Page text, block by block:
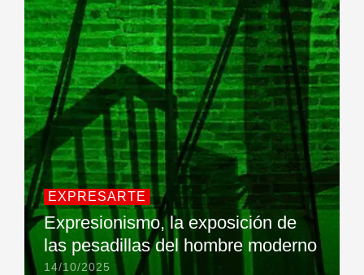
EXPRESARTE
Expresionismo, la exposición de
las pesadillas del hombre moderno
14/10/2025